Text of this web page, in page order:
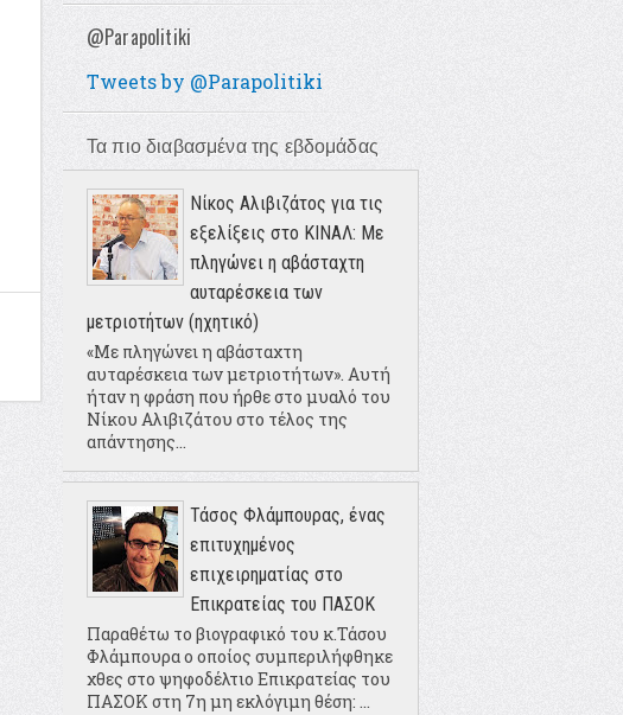
@Parapolitiki
Tweets by @Parapolitiki
Τα πιο διαβασμένα της εβδομάδας
Νίκος Αλιβιζάτος για τις
εξελίξεις στο ΚΙΝΑΛ: Με
πληγώνει η αβάσταχτη
αυταρέσκεια των
μετριοτήτων (ηχητικό)
«Με πληγώνει η αβάσταχτη
αυταρέσκεια των μετριοτήτων». Αυτή
ήταν η φράση που ήρθε στο μυαλό του
Νίκου Αλιβιζάτου στο τέλος της
απάντησης...
Τάσος Φλάμπουρας, ένας
επιτυχημένος
επιχειρηματίας στο
Επικρατείας του ΠΑΣΟΚ
Παραθέτω το βιογραφικό του κ.Τάσου
Φλάμπουρα ο οποίος συμπεριλήφθηκε
χθες στο ψηφοδέλτιο Επικρατείας του
ΠΑΣΟΚ στη 7η μη εκλόγιμη θέση: ...